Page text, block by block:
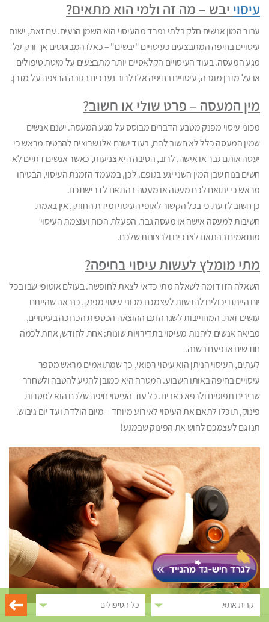
קרית אתא כל הטיפולים
עיסוי יבש – מה זה ולמי הוא מתאים?
עבור המון אנשים חלק בלתי נפרד מהעיסוי הוא השמן הנעים. עם זאת, ישנם
עיסויים בחיפה המתבצעים כעיסויים "יבשים" – כאלו המבוססים אך ורק על
מגע המעסה. בעוד העיסויים הקלאסיים יותר מתבצעים על מיטת טיפולים
או על מזרן מוגבה, עיסויים בחיפה אלו לרוב נערכים בגובה הרצפה על מזרן.
מין המעסה – פרט שולי או חשוב?
מכוני עיסוי מפנק מטבע הדברים מבוסס על מגע המעסה. ישנם אנשים
שמין המעסה כלל לא חשוב להם, בעוד ישנם אלו שרוצים להבטיח מראש כי
יעסה אותם גבר או אישה. לרוב, הסיבה היא צניעות, כאשר אנשים דתיים לא
חשים בנוח שבן המין השני יגע בגופם. לכן, במעמד הזמנת העיסוי, הבטיחו
מראש כי יתואם לכם מעסה או מעסה בהתאם לדרישתכם.
כן חשוב לדעת כי בכל הקשור לאופי העיסוי ומידת החוזק, אין באמת
חשיבות למעסה אישה או מעסה גבר. הפעלת הכוח ועוצמת העיסוי
מותאמים בהתאם לצרכים ולרצונות שלכם.
מתי מומלץ לעשות עיסוי בחיפה?
השאלה הזו דומה לשאלה מתי כדאי לצאת לחופשה. בעולם אוטופי שבו בכל
יום הייתם יכולים להרשות לעצמכם מכוני עיסוי מפנק, כנראה שהייתם
עושים זאת. המחוייבות לשגרה וגם ההוצאה הכספית הכרוכה בעיסויים,
מביאה אנשים ליהנות מעיסוי בתדירויות שונות: אחת לחודש, אחת לכמה
חודשים או פעם בשנה.
לעתים, העיסוי הניתן הוא עיסוי רפואי, כך שמתואמים מראש מספר
עיסויים בחיפה באותו השבוע. המטרה היא כמובן להגיע להטבה ולשחרר
שרירים תפוסים ולרפא כאבים. כל עוד העיסוי חיפה שלכם הוא למטרות
פינוק, תוכלו לתאם את העיסוי לאירוע מיוחד – מיום הולדת ועד יום גיבוש.
תנו גם לעצמכם לחוש את הפינוק שבמגע!